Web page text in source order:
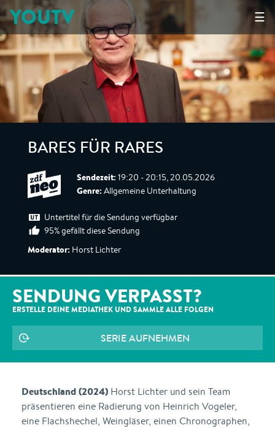
☰
YOUTV
BARES FÜR RARES
Sendezeit: 19:20 - 20:15, 20.05.2026
Genre: Allgemeine Unterhaltung
Untertitel für die Sendung verfügbar
95% gefällt diese Sendung
Moderator: Horst Lichter
SENDUNG VERPASST?
ERSTELLE DEINE MEDIATHEK UND SAMMLE ALLE FOLGEN
SERIE AUFNEHMEN
Deutschland (2024) Horst Lichter und sein Team
präsentieren eine Radierung von Heinrich Vogeler,
eine Flachshechel, Weingläser, einen Chronographen,